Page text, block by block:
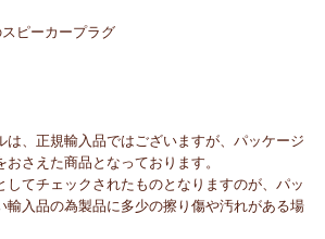
ピーカープラグ
は、正規輸入品ではございますが、パッケージ
さえた商品となっております。
してチェックされたものとなりますのが、パッ
輸入品の為製品に多少の擦り傷や汚れがある場